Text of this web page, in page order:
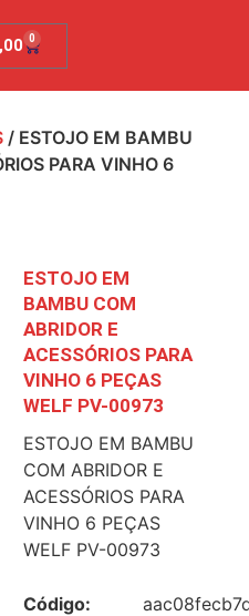
0
/ ESTOJO EM BAMBU
PARA VINHO 6
ESTOJO EM
BAMBU COM
ABRIDOR E
ACESSÓRIOS PARA
VINHO 6 PEÇAS
WELF PV-00973
ESTOJO EM BAMBU
COM ABRIDOR E
ACESSÓRIOS PARA
VINHO 6 PEÇAS
WELF PV-00973
Código: